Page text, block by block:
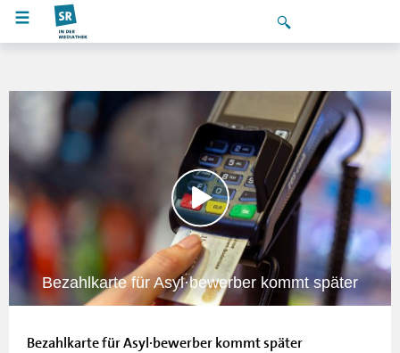
Bezahlkarte für Asyl·bewerber kommt später
Bezahlkarte für Asyl·bewerber kommt später